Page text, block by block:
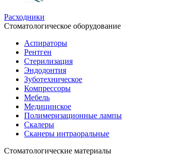
Расходники
Стоматологическое оборудование
Аспираторы
Рентген
Стерилизация
Эндодонтия
Зуботехническое
Компрессоры
Мебель
Медицинское
Полимеризационные лампы
Скалеры
Сканеры интраоральные
Стоматологические материалы